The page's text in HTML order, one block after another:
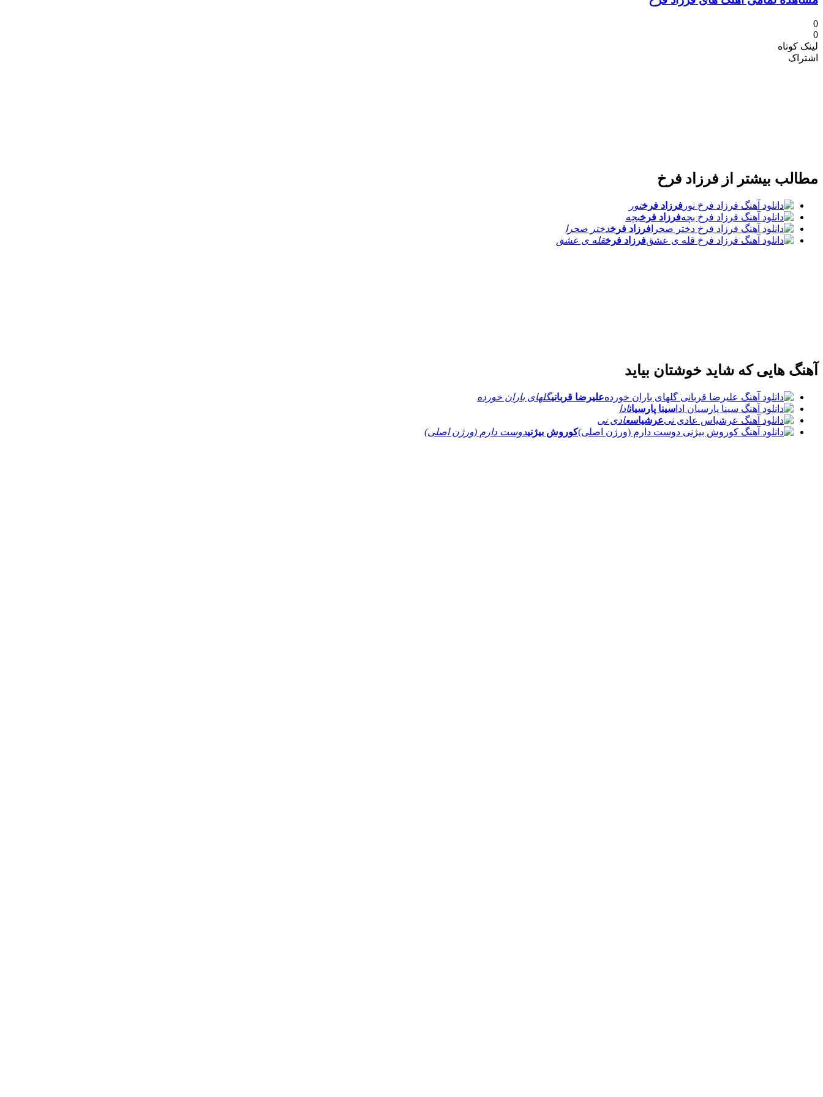
0
0
لینک کوتاه
اشتراک
مطالب بیشتر از فرزاد فرخ
فرزاد فرخنور
فرزاد فرخبچه
فرزاد فرخدختر صحرا
فرزاد فرخقله ی عشق
آهنگ هایی که شاید خوشتان بیاید
علیرضا قربانیگلهای باران خورده
سینا پارسیانادا
عرشیاسعادی نی
کوروش بیژنیدوست دارم (ورژن اصلی)